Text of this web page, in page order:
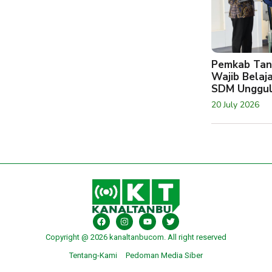
Pemkab
Wajib
SDM
20 July 2026
Copyright @ 2026 kanaltanbucom. All right reserved
Tentang-Kami
Pedoman Media Siber